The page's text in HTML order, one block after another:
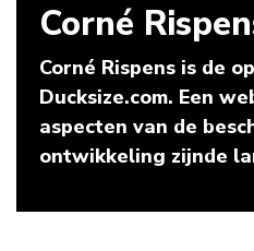
Corné
Corné Rispens is de
Ducksize.com. Een
aspecten van de
ontwikkeling zijnde